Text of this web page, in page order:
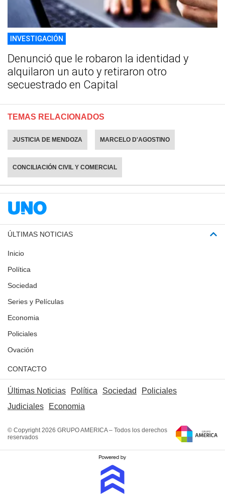
INVESTIGACIÓN
Denunció que le robaron la identidad y
alquilaron un auto y retiraron otro
secuestrado en Capital
TEMAS RELACIONADOS
JUSTICIA DE MENDOZA MARCELO D'AGOSTINO
CONCILIACIÓN CIVIL Y COMERCIAL
ÚLTIMAS NOTICIAS
Inicio
Política
Sociedad
Series y Películas
Economia
Policiales
Ovación
CONTACTO
Últimas Noticias Política Sociedad
Policiales
Judiciales
Economia
© Copyright 2026 GRUPO AMERICA – Todos los derechos
reservados